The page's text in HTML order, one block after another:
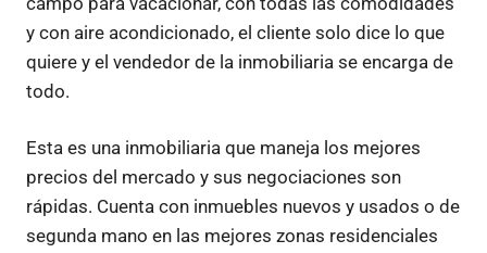
y con aire acondicionado, el cliente solo dice lo que
quiere y el vendedor de la inmobiliaria se encarga de
todo.
Esta es una inmobiliaria que maneja los mejores
precios del mercado y sus negociaciones son
rápidas. Cuenta con inmuebles nuevos y usados o de
segunda mano en las mejores zonas residenciales